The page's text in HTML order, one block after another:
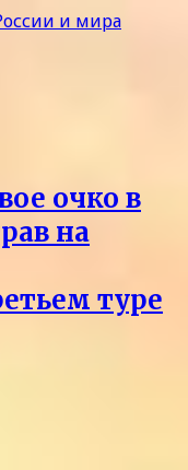
очко в
на
туре